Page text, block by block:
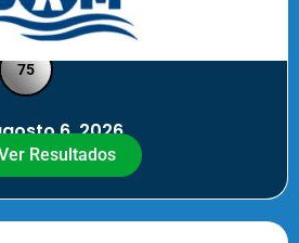
SXM - Medio Día
75
6, 2026
Resultados